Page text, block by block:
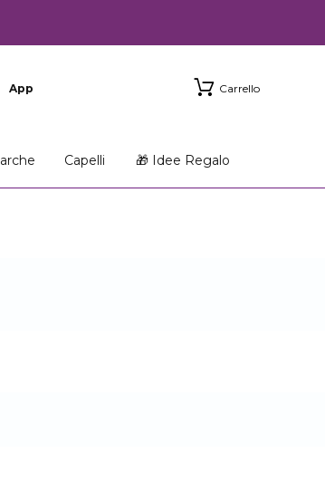
App Carrello
Capelli 🎁 Idee Regalo